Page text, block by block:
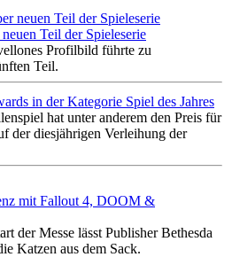
Teil der Spieleserie
Profilbild führte zu
Teil.
in der Kategorie Spiel des Jahres
hat unter anderem den Preis für
der diesjährigen Verleihung der
mit Fallout 4, DOOM &
der Messe lässt Publisher Bethesda
Katzen aus dem Sack.